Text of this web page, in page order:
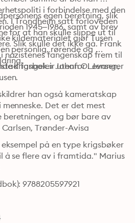
i forbindelse med den
I Trondheim satt forloveden
for at han skulle slippe ut til
Slik skulle det ikke gå. Frank
nazistenes fangenskap frem til
fangeleir utenfor Levanger
egen beretning, slik
1945–1986, samt av brev
kildematerialet gjør Tusen
personlig, rørende og
krigsbok.» Johan O. Jensen,
han også kameratskap
Det er det mest
beretningen, og bør bare av
Trønder-Avisa
på en type krigsbøker
se flere av i framtida." Marius
9788205597921